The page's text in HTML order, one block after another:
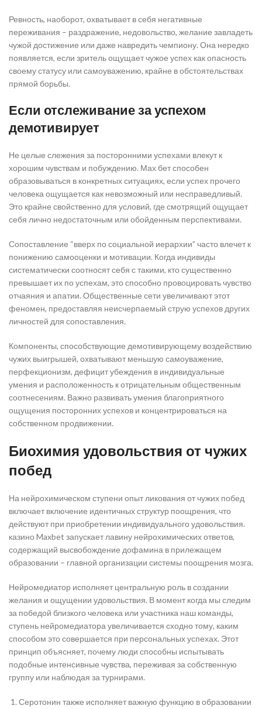
Ревность, наоборот, охватывает в себя негативные
переживания – раздражение, недовольство, желание завладеть
чужой достижение или даже навредить чемпиону. Она нередко
появляется, если зритель ощущает чужое успех как опасность
своему статусу или самоуважению, крайне в обстоятельствах
прямой борьбы.
Если отслеживание за успехом
демотивирует
Не целые слежения за посторонними успехами влекут к
хорошим чувствам и побуждению. Мах бет способен
образовываться в конкретных ситуациях, если успех прочего
человека ощущается как невозможный или несправедливый.
Это крайне свойственно для условий, где смотрящий ощущает
себя лично недостаточным или обойденным перспективами.
Сопоставление “вверх по социальной иерархии” часто влечет к
понижению самооценки и мотивации. Когда индивиды
систематически соотносят себя с такими, кто существенно
превышает их по успехам, это способно провоцировать чувство
отчаяния и апатии. Общественные сети увеличивают этот
феномен, предоставляя неисчерпаемый струю успехов других
личностей для сопоставления.
Компоненты, способствующие демотивирующему воздействию
чужих выигрышей, охватывают меньшую самоуважение,
перфекционизм, дефицит убеждения в индивидуальные
умения и расположенность к отрицательным общественным
соотнесениям. Важно развивать умения благоприятного
ощущения посторонних успехов и концентрироваться на
собственном продвижении.
Биохимия удовольствия от чужих
побед
На нейрохимическом ступени опыт ликования от чужих побед
включает включение идентичных структур поощрения, что
действуют при приобретении индивидуального удовольствия.
казино Maxbet запускает лавину нейрохимических ответов,
содержащий высвобождение дофамина в прилежащем
образовании – главной организации системы поощрения мозга.
Нейромедиатор исполняет центральную роль в создании
желания и ощущении удовольствия. В момент когда мы следим
за победой близкого человека или участника наш команды,
ступень нейромедиатора увеличивается сходно тому, каким
способом это совершается при персональных успехах. Этот
принцип объясняет, почему люди способны испытывать
подобные интенсивные чувства, переживая за собственную
группу или наблюдая за турнирами.
Серотонин также исполняет важную функцию в образовании